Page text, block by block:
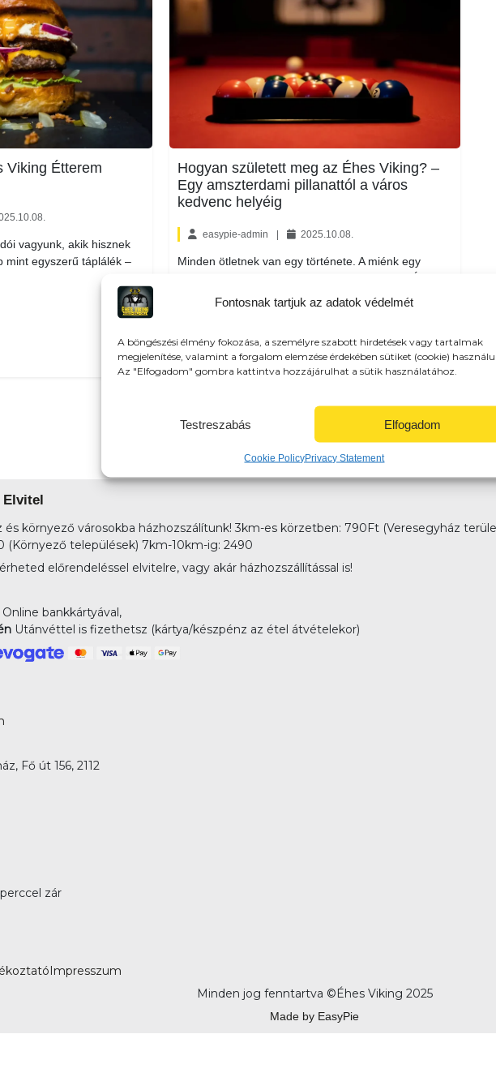
Fontosnak tartjuk az adatok védelmét
A böngészési élmény fokozása, a személyre szabott hirdetések vagy tartalmak
megjelenítése, valamint a forgalom elemzése érdekében sütiket (cookie)
Az "Elfogadom" gombra kattintva hozzájárulhat a sütik használatához.
Elfogadom
Testreszabás
Cookie PolicyPrivacy Statement
Viking Étterem
vagyunk, akik hisznek
mint egyszerű táplálék –
Hogyan született meg az Éhes Viking? –
Egy amszterdami pillanattól a város
kedvenc helyéig
easypie-admin | 2025.10.08.
Minden ötletnek van egy története. A miénk egy
Five Bell Ribs Factory vendégei voltunk,...
Tovább olvasom
és környező városokba házhozszálítunk! 3km-es körzetben: 790Ft (Veresegyház
(Környező települések) 7km-10km-ig: 2490
előrendeléssel elvitelre, vagy akár házhozszállítással is!
bankkártyával,
Utánvéttel is fizethetsz (kártya/készpénz az étel átvételekor)
Fő út 156, 2112
zár
Impresszum
Minden jog fenntartva ©Éhes Viking 2025
Made by EasyPie